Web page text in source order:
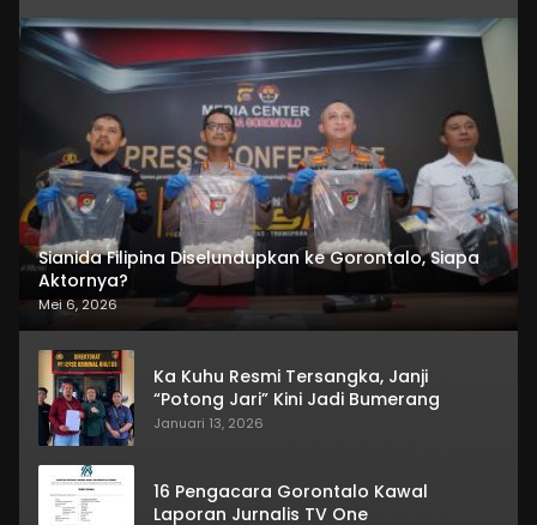
Sianida Filipina Diselundupkan ke Gorontalo, Siapa
Aktornya?
Mei 6, 2026
Ka Kuhu Resmi Tersangka, Janji
“Potong Jari” Kini Jadi Bumerang
Januari 13, 2026
16 Pengacara Gorontalo Kawal
Laporan Jurnalis TV One